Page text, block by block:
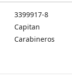
3399917-8
Capitan
Carabineros